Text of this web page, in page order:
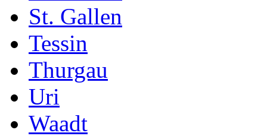
St. Gallen
Tessin
Thurgau
Uri
Waadt